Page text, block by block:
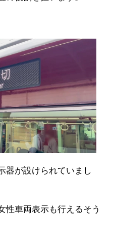
器が設けられていまし
性車両表示も行えるそう